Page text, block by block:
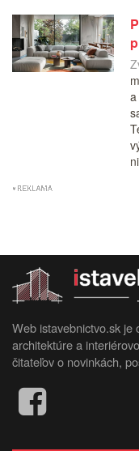
Web istavebnictvo.sk je
architektúre a
čitateľov o novinkách,